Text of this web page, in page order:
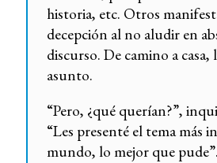
historia, etc. Otros
decepción al no aludir en
discurso. De camino a casa,
asunto.
“Pero, ¿qué querían?”,
“Les presenté el tema más
mundo, lo mejor que pude”.